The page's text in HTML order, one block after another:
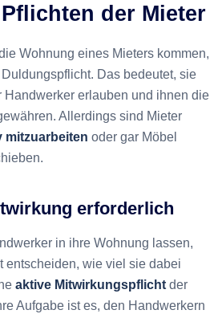
der Mieter
Wohnung eines Mieters kommen,
Das bedeutet, sie
Handwerker erlauben und ihnen die
Allerdings sind Mieter
mitzuarbeiten oder gar Möbel
erforderlich
in ihre Wohnung lassen,
entscheiden, wie viel sie dabei
aktive Mitwirkungspflicht der
Aufgabe ist es, den Handwerkern